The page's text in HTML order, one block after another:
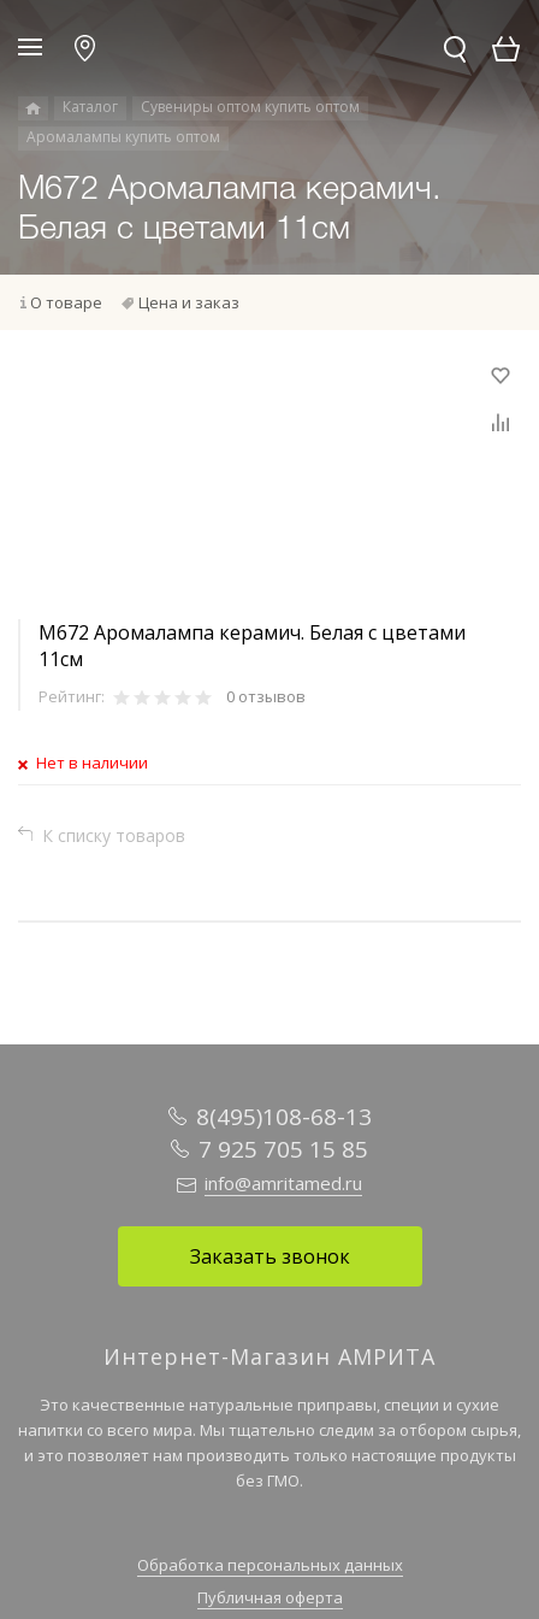
Каталог
Сувениры оптом купить оптом
Аромалампы купить оптом
M672 Аромалампа керамич.
Белая с цветами 11см
О товаре Цена и заказ
M672 Аромалампа керамич. Белая с цветами
11см
Рейтинг: 0 отзывов
Нет в наличии
К списку товаров
8(495)108-68-13
7 925 705 15 85
info@amritamed.ru
Заказать звонок
Интернет-Магазин АМРИТА
Это качественные натуральные приправы, специи и сухие
напитки со всего мира. Мы тщательно следим за отбором сырья,
и это позволяет нам производить только настоящие продукты
без ГМО.
Обработка персональных данных
Публичная оферта